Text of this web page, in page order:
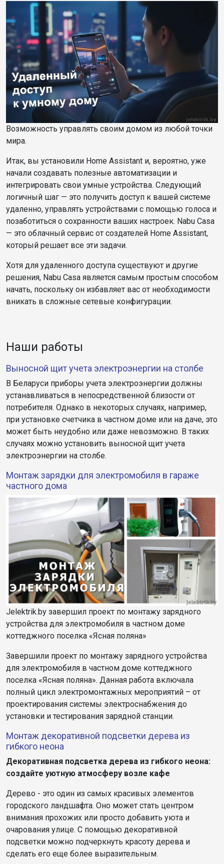
Возможность управлять своим домом из любой точки
мира.
Итак, вы установили Home Assistant и, вероятно, уже
начали создавать полезные автоматизации и
интегрировать свои умные устройства. Следующий
логичный шаг — это получить доступ к вашей системе
удаленно, управлять устройствами с помощью голоса и
позаботиться о сохранности ваших настроек. Nabu Casa
— это облачный сервис от создателей Home Assistant,
который решает все эти задачи.
Хотя для удаленного доступа существуют и другие
решения, Nabu Casa является самым простым способом
начать, поскольку он избавляет вас от необходимости
вникать в сложные сетевые конфигурации.
Наши работы
Выносной щит учета электроэнергии на столбе
В Беларуси приборы учета электроэнергии должны
устанавливаться в непосредственной близости от
потребителя. Однако в некоторых случаях, например,
при установке счетчика в частном доме или на даче, это
может быть неудобно или даже невозможно. В таких
случаях можно установить выносной щит учета
электроэнергии на столбе.
Монтаж зарядки для электромобиля в гараже
частного дома
Jelektrik.by завершил проект по монтажу зарядного
устройства для электромобиля в частном доме
коттеджного поселка «Ясная поляна»
Завершили проект по монтажу зарядного устройства
для электромобиля в частном доме коттеджного
поселка «Ясная поляна». Данная работа включала
полный цикл электромонтажных мероприятий – от
проектирования системы электроснабжения до
установки и тестирования зарядной станции.
Монтаж декоративной подсветки дерева из
гибкого неона
Декоративная подсветка дерева из гибкого неона:
создайте уютную атмосферу возле кафе
Дерево - это один из самых красивых элементов
городского ландшафта. Оно может стать центром
внимания прохожих или просто добавить уюта и
очарования улице. С помощью декоративной
подсветки можно подчеркнуть красоту дерева и
сделать его еще более выразительным.